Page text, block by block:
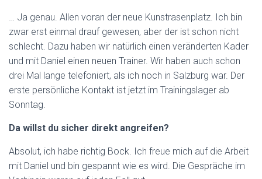
… Ja genau. Allen voran der neue Kunstrasenplatz. Ich bin
zwar erst einmal drauf gewesen, aber der ist schon nicht
schlecht. Dazu haben wir natürlich einen veränderten Kader
und mit Daniel einen neuen Trainer. Wir haben auch schon
drei Mal lange telefoniert, als ich noch in Salzburg war. Der
erste persönliche Kontakt ist jetzt im Trainingslager ab
Sonntag.
Da willst du sicher direkt angreifen?
Absolut, ich habe richtig Bock. Ich freue mich auf die Arbeit
mit Daniel und bin gespannt wie es wird. Die Gespräche im